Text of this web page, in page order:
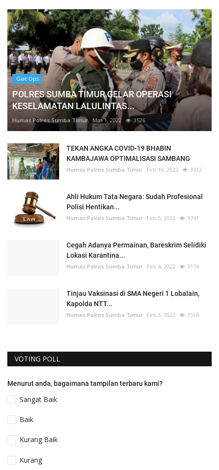
Giat Ops
POLRES SUMBA TIMUR GELAR OPERASI
KESELAMATAN LALULINTAS...
Humas Polres Sumba Timur Mar 1, 2022 3526
TEKAN ANGKA COVID-19 BHABIN
KAMBAJAWA OPTIMALISASI SAMBANG
Humas Polres Sumba Timur Feb 10, 2022 3312
Ahli Hukum Tata Negara: Sudah Profesional
Polisi Hentikan...
Humas Polres Sumba Timur Feb 5, 2022 3741
Cegah Adanya Permainan, Bareskrim Selidiki
Lokasi Karantina...
Humas Polres Sumba Timur Feb 4, 2022 3174
Tinjau Vaksinasi di SMA Negeri 1 Lobalain,
Kapolda NTT...
Humas Polres Sumba Timur Feb 3, 2022 3516
VOTING POLL
Menurut anda, bagaimana tampilan terbaru kami?
Sangat Baik
Baik
Kurang Baik
Kurang